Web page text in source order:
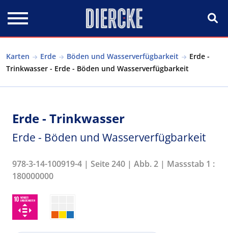
Karten Erde Böden und Wasserverfügbarkeit
Erde -
Trinkwasser - Erde - Böden und Wasserverfügbarkeit
Erde - Trinkwasser
Erde - Böden und Wasserverfügbarkeit
978-3-14-100919-4 | Seite 240 | Abb. 2 | Massstab 1 :
180000000